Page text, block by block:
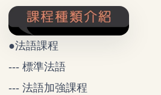
●法語課程
--- 標準法語
--- 法語加強課程